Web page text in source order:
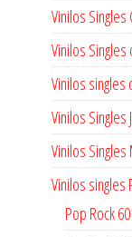
Vinilos Singles
Vinilos
Vinilos singles
Vinilos Singles
Vinilos
Vinilos singles
Pop Rock 60